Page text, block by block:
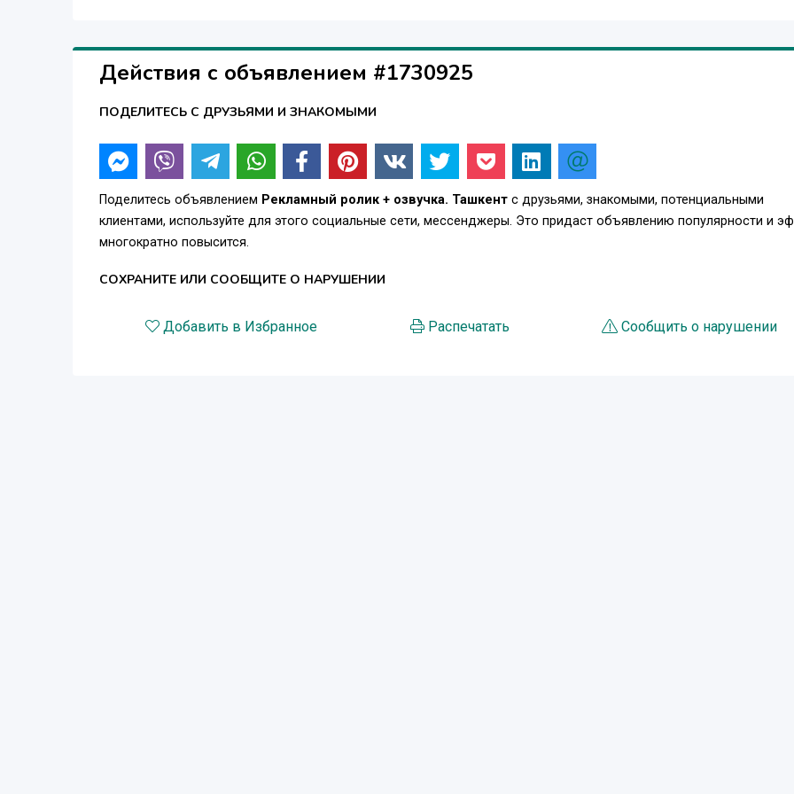
Действия с объявлением #1730925
ПОДЕЛИТЕСЬ С ДРУЗЬЯМИ И ЗНАКОМЫМИ
Поделитесь объявлением Рекламный ролик + озвучка. Ташкент с друзьями, знакомыми, потенциальными
клиентами, используйте для этого социальные сети, мессенджеры. Это придаст объявлению популярности и
многократно повысится.
СОХРАНИТЕ ИЛИ СООБЩИТЕ О НАРУШЕНИИ
Добавить в Избранное Распечатать Сообщить о нарушении